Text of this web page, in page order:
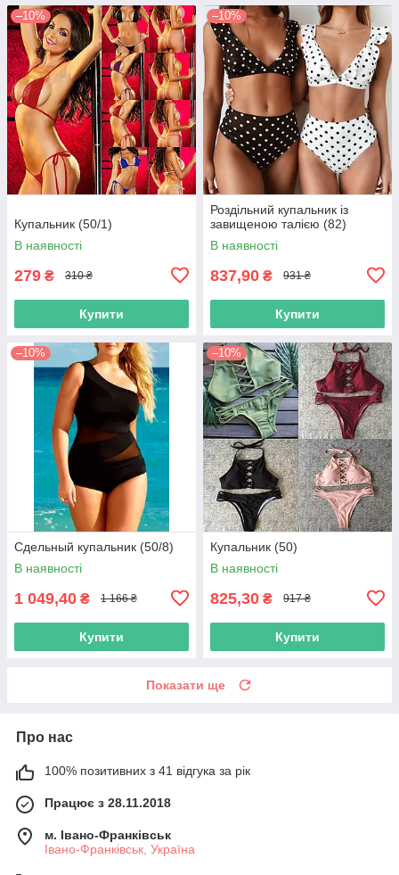
–10%
Купальник (50/1)
В наявності
279 ₴ 310 ₴
Купити
–10%
Роздільний купальник із
завищеною талією (82)
В наявності
837,90 ₴ 931 ₴
Купити
–10%
Сдельный купальник (50/8)
В наявності
1 049,40 ₴ 1 166 ₴
Купити
–10%
Купальник (50)
В наявності
825,30 ₴ 917 ₴
Купити
Показати ще
Про нас
100% позитивних з 41 відгука за рік
Працює з 28.11.2018
м. Івано-Франківськ
Івано-Франківськ, Україна